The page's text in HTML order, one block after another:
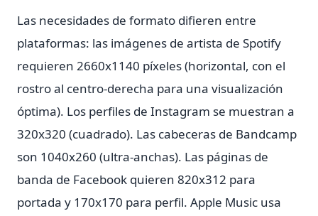
Las necesidades de formato difieren entre
plataformas: las imágenes de artista de Spotify
requieren 2660x1140 píxeles (horizontal, con el
rostro al centro-derecha para una visualización
óptima). Los perfiles de Instagram se muestran a
320x320 (cuadrado). Las cabeceras de Bandcamp
son 1040x260 (ultra-anchas). Las páginas de
banda de Facebook quieren 820x312 para
portada y 170x170 para perfil. Apple Music usa